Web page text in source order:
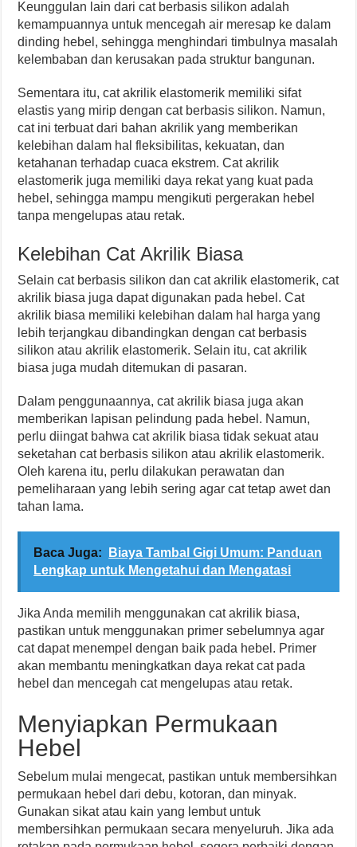
Keunggulan lain dari cat berbasis silikon adalah
kemampuannya untuk mencegah air meresap ke dalam
dinding hebel, sehingga menghindari timbulnya masalah
kelembaban dan kerusakan pada struktur bangunan.
Sementara itu, cat akrilik elastomerik memiliki sifat
elastis yang mirip dengan cat berbasis silikon. Namun,
cat ini terbuat dari bahan akrilik yang memberikan
kelebihan dalam hal fleksibilitas, kekuatan, dan
ketahanan terhadap cuaca ekstrem. Cat akrilik
elastomerik juga memiliki daya rekat yang kuat pada
hebel, sehingga mampu mengikuti pergerakan hebel
tanpa mengelupas atau retak.
Kelebihan Cat Akrilik Biasa
Selain cat berbasis silikon dan cat akrilik elastomerik, cat
akrilik biasa juga dapat digunakan pada hebel. Cat
akrilik biasa memiliki kelebihan dalam hal harga yang
lebih terjangkau dibandingkan dengan cat berbasis
silikon atau akrilik elastomerik. Selain itu, cat akrilik
biasa juga mudah ditemukan di pasaran.
Dalam penggunaannya, cat akrilik biasa juga akan
memberikan lapisan pelindung pada hebel. Namun,
perlu diingat bahwa cat akrilik biasa tidak sekuat atau
seketahan cat berbasis silikon atau akrilik elastomerik.
Oleh karena itu, perlu dilakukan perawatan dan
pemeliharaan yang lebih sering agar cat tetap awet dan
tahan lama.
Baca Juga:
Biaya Tambal Gigi Umum: Panduan
Lengkap untuk Mengetahui dan Mengatasi
Jika Anda memilih menggunakan cat akrilik biasa,
pastikan untuk menggunakan primer sebelumnya agar
cat dapat menempel dengan baik pada hebel. Primer
akan membantu meningkatkan daya rekat cat pada
hebel dan mencegah cat mengelupas atau retak.
Menyiapkan Permukaan
Hebel
Sebelum mulai mengecat, pastikan untuk membersihkan
permukaan hebel dari debu, kotoran, dan minyak.
Gunakan sikat atau kain yang lembut untuk
membersihkan permukaan secara menyeluruh. Jika ada